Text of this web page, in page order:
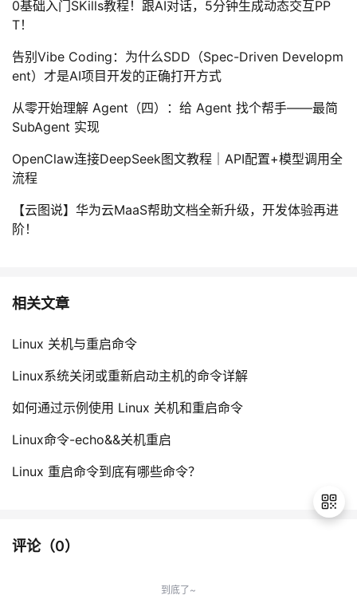
0基础入门SKills教程！跟AI对话，5分钟生成动态交互PP
T！
告别Vibe Coding：为什么SDD（Spec-Driven Developm
ent）才是AI项目开发的正确打开方式
从零开始理解 Agent（四）：给 Agent 找个帮手——最简
SubAgent 实现
OpenClaw连接DeepSeek图文教程｜API配置+模型调用全
流程
【云图说】华为云MaaS帮助文档全新升级，开发体验再进
阶！
相关文章
Linux 关机与重启命令
Linux系统关闭或重新启动主机的命令详解
如何通过示例使用 Linux 关机和重启命令
Linux命令-echo&&关机重启
Linux 重启命令到底有哪些命令？
评论（0）
到底了~